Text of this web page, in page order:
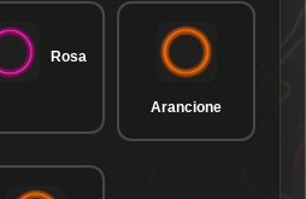
Rosa
Arancione